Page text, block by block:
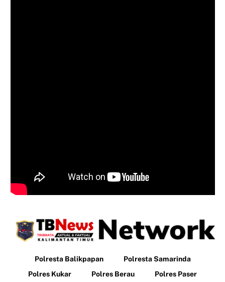
Polresta Balikpapan
Polresta Samarinda
Polres Kukar
Polres Berau Polres Paser